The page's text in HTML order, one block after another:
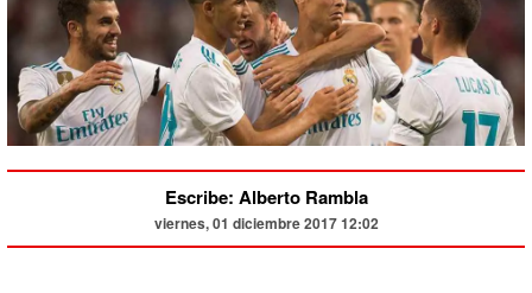
Escribe: Alberto Rambla
viernes, 01 diciembre 2017 12:02